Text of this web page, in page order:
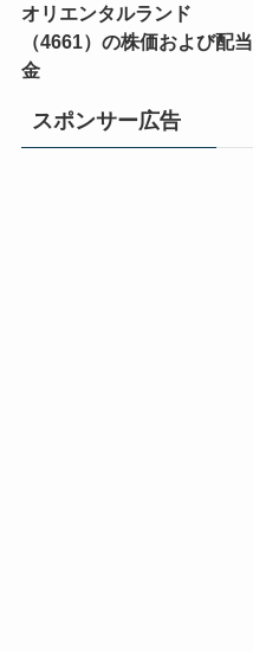
オリエンタルランド
（4661）の株価および配当
金
スポンサー広告